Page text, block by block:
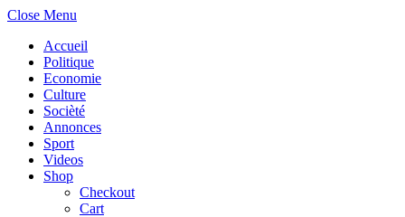
Close Menu
Accueil
Politique
Economie
Culture
Socièté
Annonces
Sport
Videos
Shop
Checkout
Cart